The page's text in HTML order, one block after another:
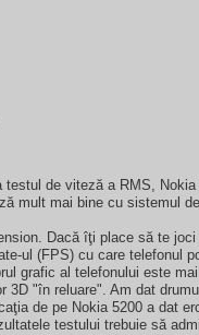
de viteză a RMS,
mult mai bine cu sistemul
Dacă îţi place să te
ul (FPS) cu care telefonul
grafic al telefonului este
3D "în reluare". Am dat
de pe Nokia 5200 a dat
testului trebuie să